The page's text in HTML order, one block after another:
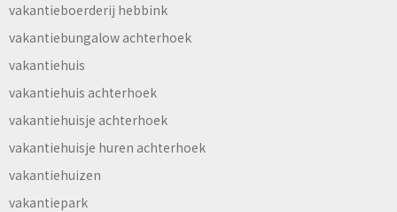
vakantieboerderij hebbink
vakantiebungalow achterhoek
vakantiehuis
vakantiehuis achterhoek
vakantiehuisje achterhoek
vakantiehuisje huren achterhoek
vakantiehuizen
vakantiepark